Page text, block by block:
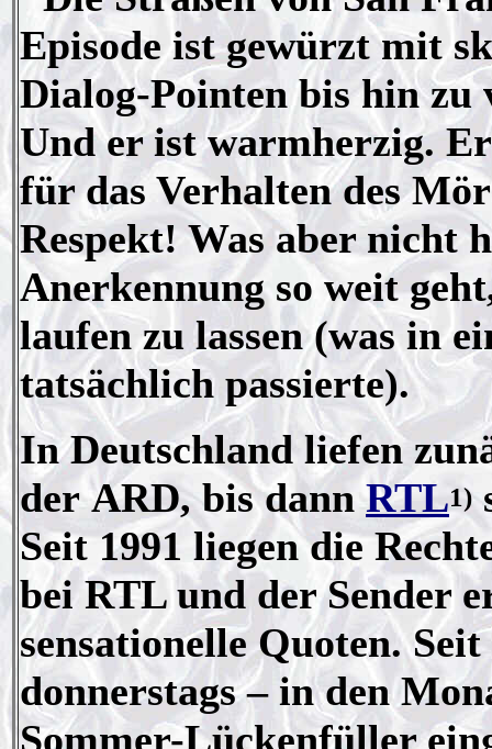
Episode ist gewürzt mit
Dialog-Pointen bis hin
Und er ist warmherzig.
für das Verhalten des
Respekt! Was aber nicht
Anerkennung so weit
laufen zu lassen (was in
tatsächlich passierte).
In Deutschland liefen
der ARD, bis dannRTL1)
Seit 1991 liegen die
bei RTL und der Sender
sensationelle Quoten.
donnerstags – in den
Sommer-Lückenfüller